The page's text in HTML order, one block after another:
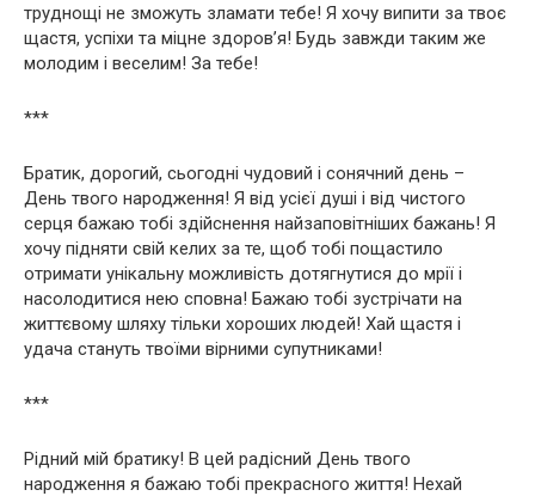
труднощі не зможуть зламати тебе! Я хочу випити за твоє
щастя, успіхи та міцне здоров’я! Будь завжди таким же
молодим і веселим! За тебе!
***
Братик, дорогий, сьогодні чудовий і сонячний день –
День твого народження! Я від усієї душі і від чистого
серця бажаю тобі здійснення найзаповітніших бажань! Я
хочу підняти свій келих за те, щоб тобі пощастило
отримати унікальну можливість дотягнутися до мрії і
насолодитися нею сповна! Бажаю тобі зустрічати на
життєвому шляху тільки хороших людей! Хай щастя і
удача стануть твоїми вірними супутниками!
***
Рідний мій братику! В цей радісний День твого
народження я бажаю тобі прекрасного життя! Нехай